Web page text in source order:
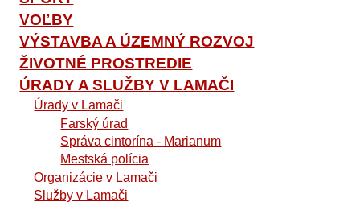
VOĽBY
VÝSTAVBA A ÚZEMNÝ ROZVOJ
ŽIVOTNÉ PROSTREDIE
ÚRADY A SLUŽBY V LAMAČI
Úrady v Lamači
Farský úrad
Správa cintorína - Marianum
Mestská polícia
Organizácie v Lamači
Služby v Lamači